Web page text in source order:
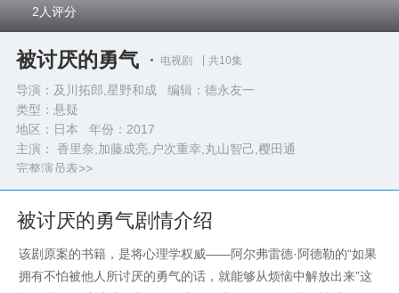
被讨厌的勇气 电视剧 共10集
导演：及川拓郎,星野和成 编辑：徳永友一
类型： 悬疑
地区：日本 年份： 2017
主演： 香里奈,加藤成亮,户次重幸,丸山智己,樱田通
完整演员表>>
2 人评分
被讨厌的勇气剧情介绍
该剧原案的书籍，是将心理学权威——阿尔弗雷德·阿德勒的“如果
拥有不怕被他人所讨厌的勇气的话，就能够从烦恼中解放出来”这